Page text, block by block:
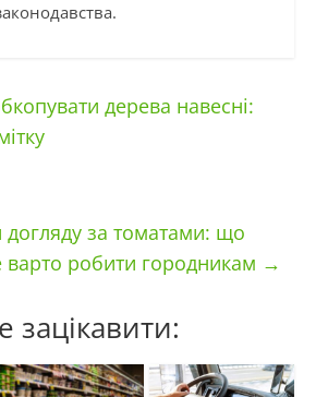
дерева навесні:
догляду за томатами: що
робити городникам →
зацікавити: